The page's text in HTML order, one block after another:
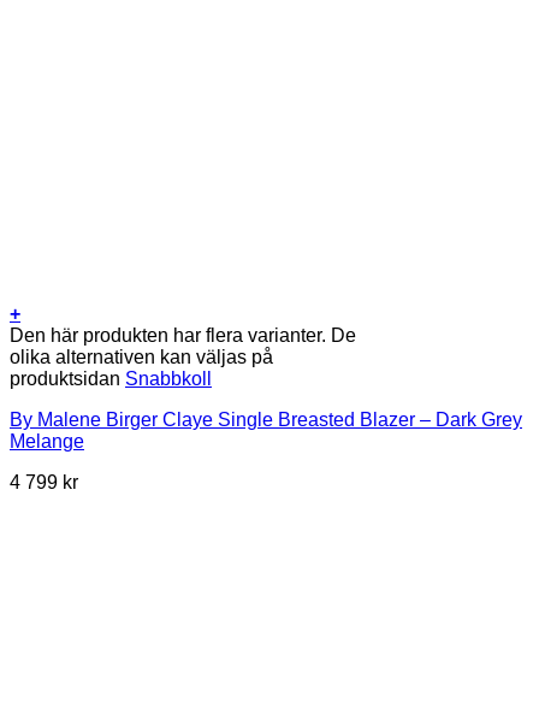
+
Den här produkten har flera varianter. De
olika alternativen kan väljas på
produktsidan Snabbkoll
By Malene Birger Claye Single Breasted Blazer – Dark Grey
Melange
4 799 kr